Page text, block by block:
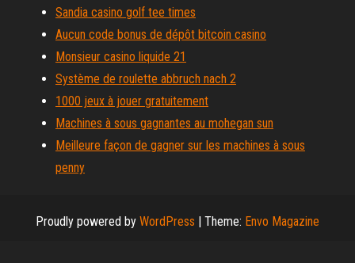
Sandia casino golf tee times
Aucun code bonus de dépôt bitcoin casino
Monsieur casino liquide 21
Système de roulette abbruch nach 2
1000 jeux à jouer gratuitement
Machines à sous gagnantes au mohegan sun
Meilleure façon de gagner sur les machines à sous
penny
Proudly powered by WordPress | Theme: Envo Magazine